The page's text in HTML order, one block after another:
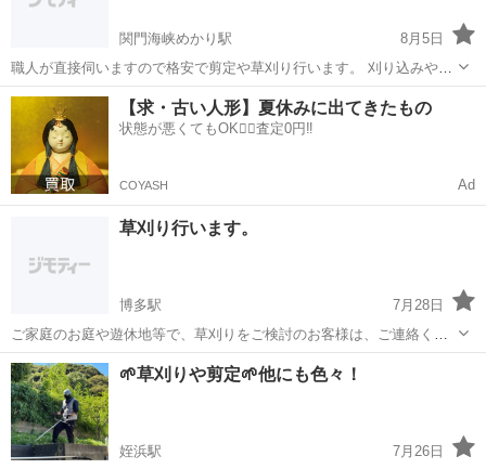
関門海峡めかり駅
8月5日
職人が直接伺いますので格安で剪定や草刈り行います。 刈り込みや透
かし剪定、松等、何でも対応致します。 高木伐採もしてます。 地域の
皆様に喜ばれる良心的な価格と確かな技術力でお力になれればと思い
ます。 見積もり無料です。お気軽...
福岡 北九州市 関門海峡めかり駅 草刈り 無料
【求・古い人形】夏休みに出てきたもの
状態が悪くてもOK🙆‍♀️査定0円‼️
COYASH Ad
草刈り行います。
博多駅
7月28日
ご家庭のお庭や遊休地等で、草刈りをご検討のお客様は、ご連絡くだ
さい。 金額に関しましては、現地を確認後お見積もりを作成いたしま
す。 お問い合わせ先 株式会社エステートサロン TEL 092-452-1788
福岡 福岡市 博多駅 草刈り
🌱草刈りや剪定🌱他にも色々！
姪浜駅
7月26日